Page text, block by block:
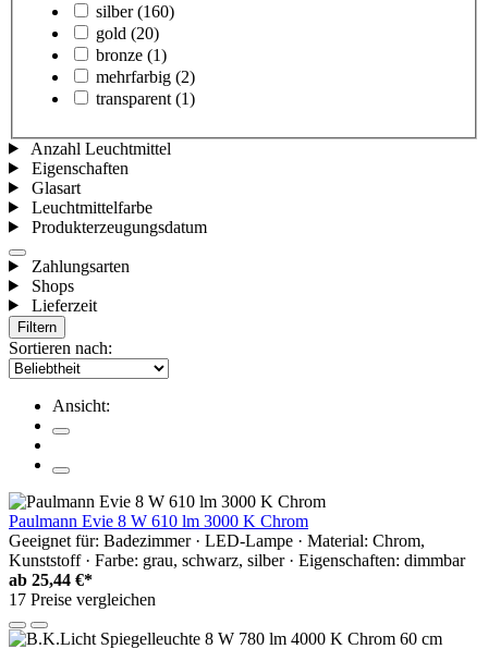
silber (160)
gold (20)
bronze (1)
mehrfarbig (2)
transparent (1)
Anzahl Leuchtmittel
Eigenschaften
Glasart
Leuchtmittelfarbe
Produkterzeugungsdatum
Zahlungsarten
Shops
Lieferzeit
Filtern
Sortieren nach:
Ansicht:
Paulmann Evie 8 W 610 lm 3000 K Chrom
Geeignet für: Badezimmer · LED-Lampe · Material: Chrom,
Kunststoff · Farbe: grau, schwarz, silber · Eigenschaften: dimmbar
ab 25,44 €*
17 Preise vergleichen